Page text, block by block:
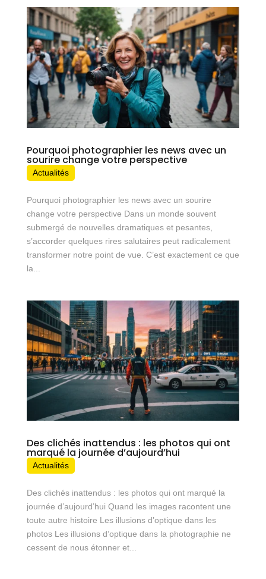
Pourquoi photographier les news avec un
sourire change votre perspective
Actualités
Pourquoi photographier les news avec un sourire
change votre perspective Dans un monde souvent
submergé de nouvelles dramatiques et pesantes,
s’accorder quelques rires salutaires peut radicalement
transformer notre point de vue. C’est exactement ce que
la...
Des clichés inattendus : les photos qui ont
marqué la journée d’aujourd’hui
Actualités
Des clichés inattendus : les photos qui ont marqué la
journée d’aujourd’hui Quand les images racontent une
toute autre histoire Les illusions d’optique dans les
photos Les illusions d’optique dans la photographie ne
cessent de nous étonner et...